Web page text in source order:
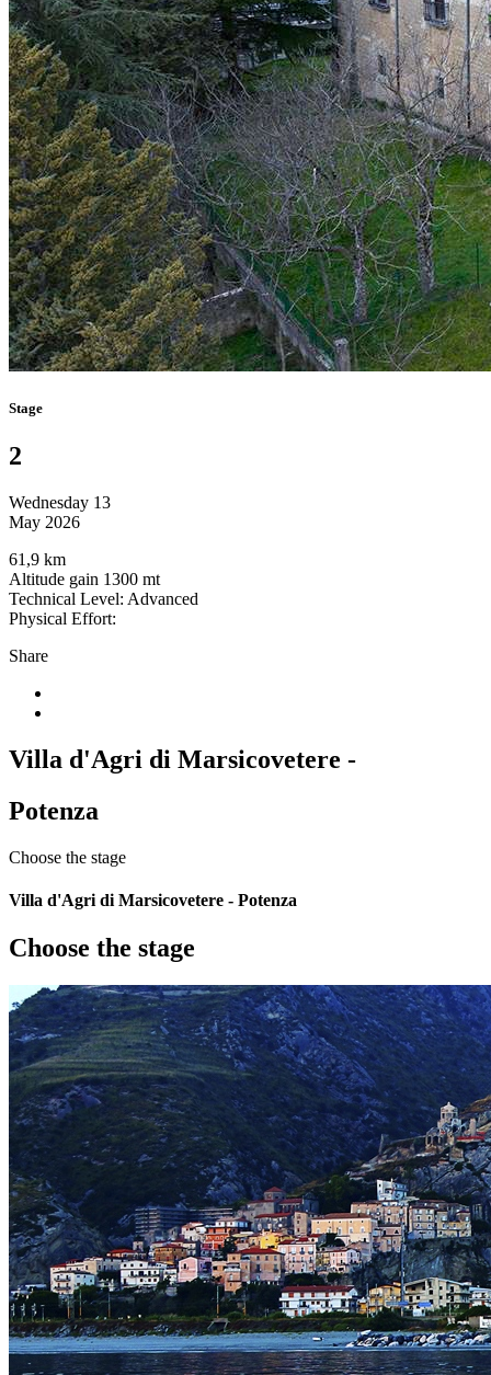
Stage
2
Wednesday 13
May 2026
61,9 km
Altitude gain 1300 mt
Technical Level: Advanced
Physical Effort:
Share
Villa d'Agri di Marsicovetere -
Potenza
Choose the stage
Villa d'Agri di Marsicovetere - Potenza
Choose the stage